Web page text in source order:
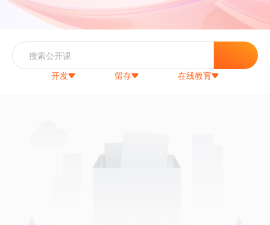
开发 留存 在线教育